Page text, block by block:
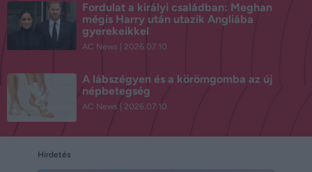
Fordulat a királyi családban: Meghan
mégis Harry után utazik Angliába
gyerekeikkel
AC News 2026.07.10.
A lábszégyen és a körömgomba az új
népbetegség
AC News 2026.07.10.
Hirdetés